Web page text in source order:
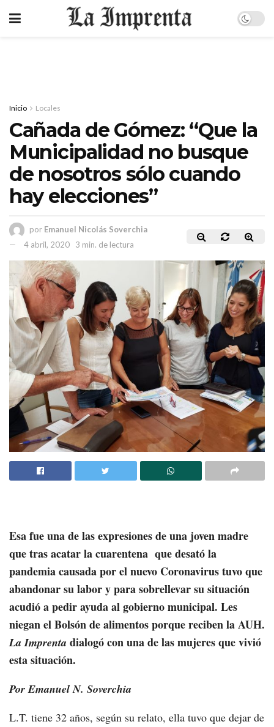
Inicio Locales
Cañada de Gómez: “Que la
Municipalidad no busque
de nosotros sólo cuando
hay elecciones”
por Emanuel Nicolás Soverchia
4 abril, 2020
3 min. de lectura
Esa fue una de las expresiones de una joven madre
que tras acatar la cuarentena que desató la
pandemia causada por el nuevo Coronavirus tuvo que
abandonar su labor y para sobrellevar su situación
acudió a pedir ayuda al gobierno municipal. Les
niegan el Bolsón de alimentos porque reciben la AUH.
La Imprenta dialogó con una de las mujeres que vivió
esta situación.
Por Emanuel N. Soverchia
L.T. tiene 32 años, según su relato, ella tuvo que dejar de